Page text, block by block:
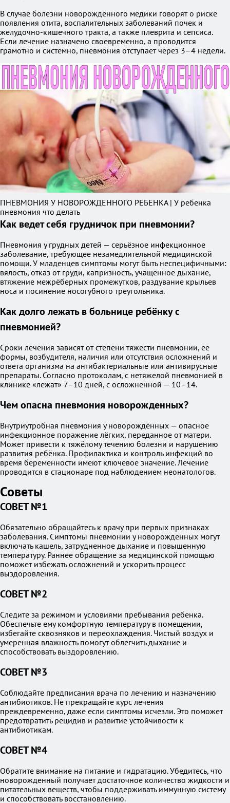
В случае болезни новорожденного медики говорят о риске
появления отита, воспалительных заболеваний почек и
желудочно-кишечного тракта, а также плеврита и сепсиса.
Если лечение назначено своевременно, а проводится
грамотно и системно, пневмония отступает через 3–4 недели.
ПНЕВМОНИЯ У НОВОРОЖДЕННОГО РЕБЕНКА | У ребенка
пневмония что делать
Как ведет себя грудничок при пневмонии?
Пневмония у грудных детей — серьёзное инфекционное
заболевание, требующее незамедлительной медицинской
помощи. У младенцев симптомы могут быть неспецифичными:
вялость, отказ от груди, капризность, учащённое дыхание,
втяжение межрёберных промежутков, раздувание крыльев
носа и посинение носогубного треугольника.
Как долго лежать в больнице ребёнку с
пневмонией?
Сроки лечения зависят от степени тяжести пневмонии, ее
формы, возбудителя, наличия или отсутствия осложнений и
ответа организма на антибактериальные или антивирусные
препараты. Согласно протоколам, с нетяжелой пневмонией в
клинике «лежат» 7–10 дней, с осложненной — 10–14.
Чем опасна пневмония новорожденных?
Внутриутробная пневмония у новорождённых — опасное
инфекционное поражение лёгких, переданное от матери.
Может привести к тяжёлому течению болезни и нарушению
развития ребёнка. Профилактика и контроль инфекций во
время беременности имеют ключевое значение. Лечение
проводится в стационаре под наблюдением неонатологов.
Советы
СОВЕТ №1
Обязательно обращайтесь к врачу при первых признаках
заболевания. Симптомы пневмонии у новорожденных могут
включать кашель, затрудненное дыхание и повышенную
температуру. Раннее обращение за медицинской помощью
поможет избежать осложнений и ускорить процесс
выздоровления.
СОВЕТ №2
Следите за режимом и условиями пребывания ребенка.
Обеспечьте ему комфортную температуру в помещении,
избегайте сквозняков и переохлаждения. Чистый воздух и
умеренная влажность помогут облегчить дыхание и
способствовать выздоровлению.
СОВЕТ №3
Соблюдайте предписания врача по лечению и назначению
антибиотиков. Не прекращайте курс лечения
преждевременно, даже если симптомы исчезли. Это поможет
предотвратить рецидив и развитие устойчивости к
антибиотикам.
СОВЕТ №4
Обратите внимание на питание и гидратацию. Убедитесь, что
новорожденный получает достаточное количество жидкости и
питательных веществ, чтобы поддерживать иммунную систему
и способствовать восстановлению.